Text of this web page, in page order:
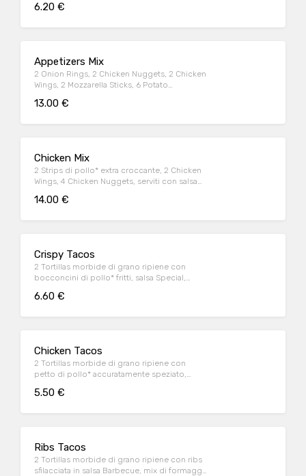
6.20 €
Appetizers Mix
2 Onion Rings, 2 Chicken Nuggets, 2 Chicken
Wings, 2 Mozzarella Sticks, 6 Potato
13.00 €
Chicken Mix
2 Strips di pollo* extra croccante, 2 Chicken
Wings, 4 Chicken Nuggets, serviti con salsa
14.00 €
Crispy Tacos
2 Tortillas morbide di grano ripiene con
bocconcini di pollo* fritti, salsa Special,
guarnito con sauce Cream
6.60 €
Chicken Tacos
2 Tortillas morbide di grano ripiene con
petto di pollo* accuratamente speziato,
Messicana, mix di formaggi, insalata iceberg
5.50 €
Ribs Tacos
2 Tortillas morbide di grano ripiene con ribs
sfilacciata in salsa Barbecue, mix di formaggi,